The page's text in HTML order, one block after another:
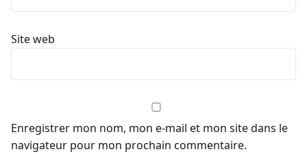
Site web
Enregistrer mon nom, mon e-mail et mon site dans le
navigateur pour mon prochain commentaire.